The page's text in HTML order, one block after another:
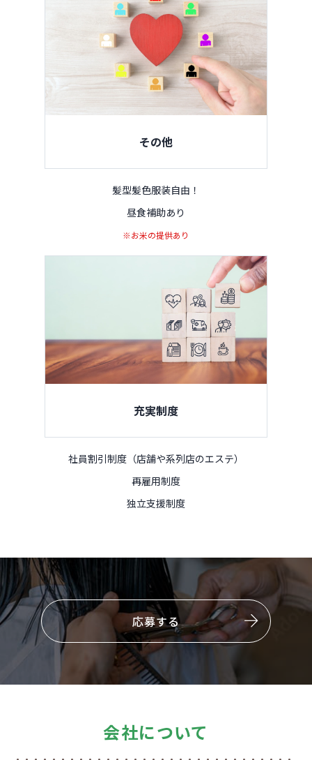
その他
髪型髪色服装自由！
昼食補助あり
※お米の提供あり
充実制度
社員割引制度（店舗や系列店のエステ）
再雇用制度
独立支援制度
応募する
会社について